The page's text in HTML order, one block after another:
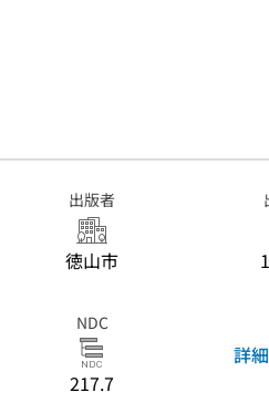
出版者
徳山市
NDC
217.7
詳